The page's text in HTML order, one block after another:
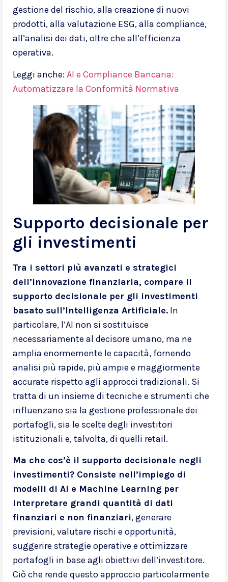
gestione del rischio, alla creazione di nuovi
prodotti, alla valutazione ESG, alla compliance,
all’analisi dei dati, oltre che all’efficienza
operativa.
Leggi anche: AI e Compliance Bancaria:
Automatizzare la Conformità Normativa
Supporto decisionale per
gli investimenti
Tra i settori più avanzati e strategici
dell’innovazione finanziaria, compare il
supporto decisionale per gli investimenti
basato sull’Intelligenza Artificiale. In
particolare, l’AI non si sostituisce
necessariamente al decisore umano, ma ne
amplia enormemente le capacità, fornendo
analisi più rapide, più ampie e maggiormente
accurate rispetto agli approcci tradizionali. Si
tratta di un insieme di tecniche e strumenti che
influenzano sia la gestione professionale dei
portafogli, sia le scelte degli investitori
istituzionali e, talvolta, di quelli retail.
Ma che cos’è il supporto decisionale negli
investimenti? Consiste nell’impiego di
modelli di AI e Machine Learning per
interpretare grandi quantità di dati
finanziari e non finanziari, generare
previsioni, valutare rischi e opportunità,
suggerire strategie operative e ottimizzare
portafogli in base agli obiettivi dell’investitore.
Ciò che rende questo approccio particolarmente